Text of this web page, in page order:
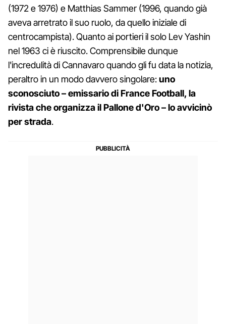
(1972 e 1976) e Matthias Sammer (1996, quando già
aveva arretrato il suo ruolo, da quello iniziale di
centrocampista). Quanto ai portieri il solo Lev Yashin
nel 1963 ci è riuscito. Comprensibile dunque
l'incredulità di Cannavaro quando gli fu data la notizia,
peraltro in un modo davvero singolare:uno
sconosciuto – emissario di France Football, la
rivista che organizza il Pallone d'Oro – lo avvicinò
per strada.